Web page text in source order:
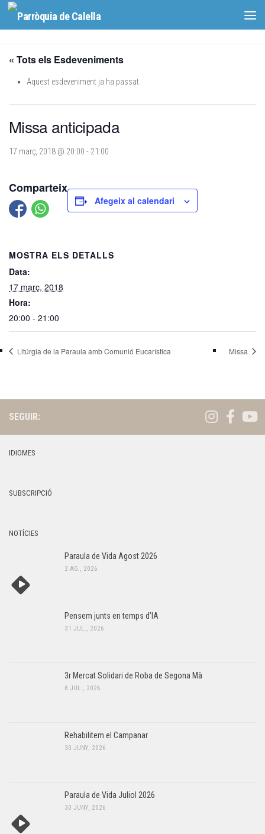
Skip to content
« Tots els Esdeveniments
Aquest esdeveniment ja ha passat.
Missa anticipada
17 març, 2018 @ 20:00 - 21:00
Comparteix
Afegeix al calendari
MOSTRA ELS DETALLS
Data:
17 març, 2018
Hora:
20:00 - 21:00
Litúrgia de la Paraula amb Comunió Eucarística Missa
SEGUIR:
IDIOMES
SUBSCRIPCIÓ
NOTÍCIES
Paraula de Vida Agost 2026
2 AG., 2026
Pensem junts en temps d’IA
31 JUL., 2026
3r Mercat Solidari de Roba de Segona Mà
8 JUL., 2026
Rehabilitem el Campanar
30 JUNY, 2026
Paraula de Vida Juliol 2026
30 JUNY, 2026